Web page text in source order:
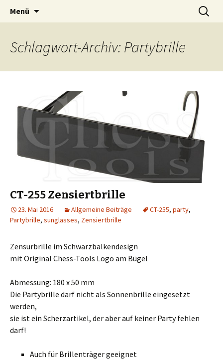
chess-tools
Menü
Suche
nach:
Schlagwort-Archiv: Partybrille
CT-255 Zensiertbrille
23. Mai 2016 Allgemeine Beiträge CT-255, party,
Partybrille, sunglasses, Zensiertbrille
Zensurbrille im Schwarzbalkendesign
mit Original Chess-Tools Logo am Bügel
Abmessung: 180 x 50 mm
Die Partybrille darf nicht als Sonnenbrille eingesetzt
werden,
sie ist ein Scherzartikel, der aber auf keiner Party fehlen
darf!
Auch für Brillenträger geeignet